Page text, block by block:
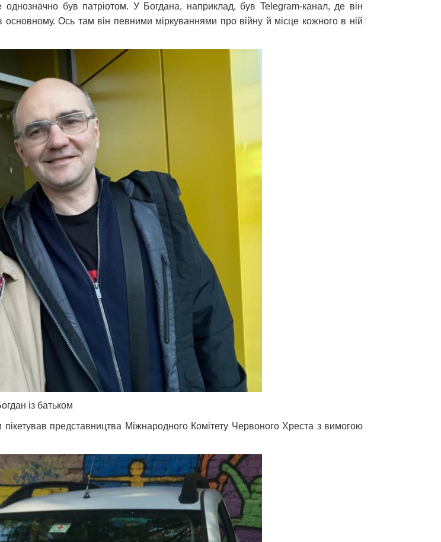
був патріотом. У Богдана, наприклад, був Telegram-канал, де він
основному. Ось там він певними міркуваннями про війну й місце кожного в ній
із батьком
представництва Міжнародного Комітету Червоного Хреста з вимогою